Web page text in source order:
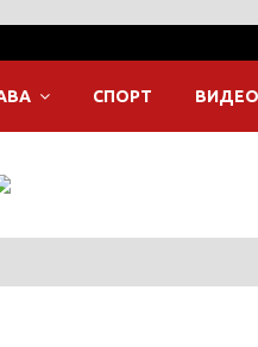
СПОРТ ВИДЕО